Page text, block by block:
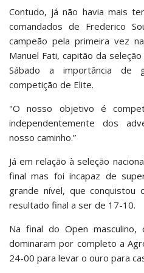
Contudo, já não havia mais
comandados de Frederico
campeão pela primeira vez
Manuel Fati, capitão da
Sábado a importância de
competição de Elite.
"O nosso objetivo é
independentemente dos
nosso caminho.”
Já em relação à seleção
final mas foi incapaz de
grande nível, que
resultado final a ser de 17-10.
Na final do Open masculino,
dominaram por completo a
24-00 para levar o ouro para